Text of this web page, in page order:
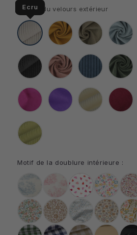
Coloris du velours extérieur
Ecru
Ecru
Jaune Taupe
Bleu
clair
Noir Rose
Bleu
foncé
Vert
Magenta Lavande
Jaune
pâle
de
Vert
anis
Motif de la doublure intérieure :
bleu
rouge
Cœurs Bridget
PenséesOriental Azra Marion